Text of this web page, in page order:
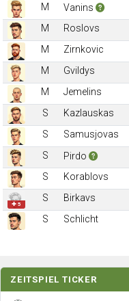
M
Vanins
M
Roslovs
M
Zirnkovic
M
Gvildys
M
Jemelins
S
Kazlauskas
S
Samusjovas
S
Pirdo
S
Korablovs
✚ 5
S Birkavs
S
Schlicht
ZEITSPIEL TICKER